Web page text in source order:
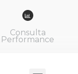
Consulta
Performance